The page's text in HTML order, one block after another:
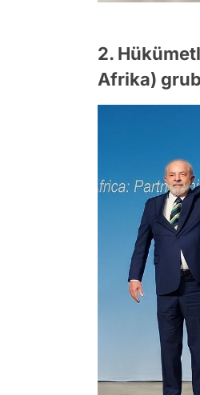
2.
Afrika)